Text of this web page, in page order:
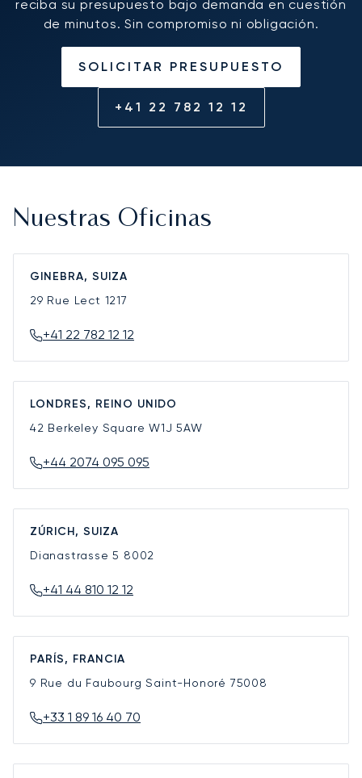
reciba su presupuesto bajo demanda en cuestión
de minutos. Sin compromiso ni obligación.
SOLICITAR PRESUPUESTO
+41 22 782 12 12
Nuestras Oficinas
GINEBRA, SUIZA
29 Rue Lect 1217
+41 22 782 12 12
LONDRES, REINO UNIDO
42 Berkeley SquareW1J 5AW
+44 2074 095 095
ZÚRICH, SUIZA
Dianastrasse 5 8002
+41 44 810 12 12
PARÍS, FRANCIA
9 Rue du Faubourg Saint-Honoré 75008
+33 1 89 16 40 70